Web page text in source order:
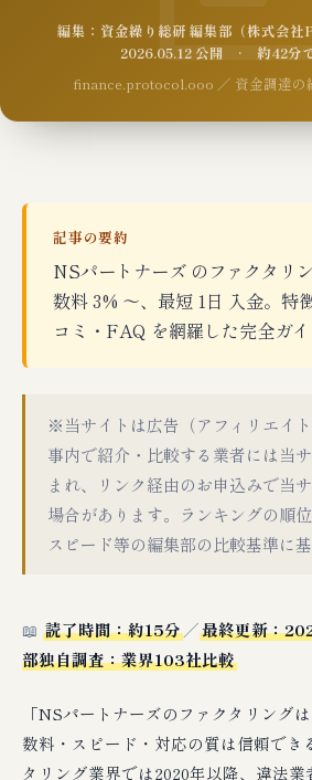
編集：資金繰り総研 編集部（株式会
2026.05.12 公開 · 約42分
finance.protocol.ooo ／ 資金調達の
記事の要約
NSパートナーズ のファクタリ
数料 3% 〜、最短 1日 入金。特
コミ・FAQ を網羅した完全ガイ
※当サイトは広告（アフィリエイ
事内で紹介・比較する業者には当
まれ、リンク経由のお申込みで当
場合があります。ランキングの順
スピード等の編集部の比較基準に基
📖 読了時間：約15分／最終更新：
部独自調査：業界103社比較
「NSパートナーズのファクタリング
数料・スピード・対応の質は信頼で
タリング業界では2020年以降、違法